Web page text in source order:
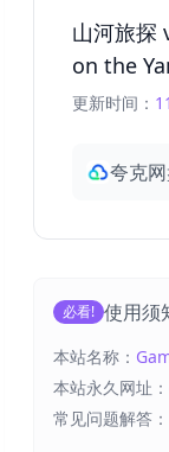
山河旅探
on the
更新时间：
夸克
必看! 使用须
本站名称：
本站永久网址：
常见问题解答：